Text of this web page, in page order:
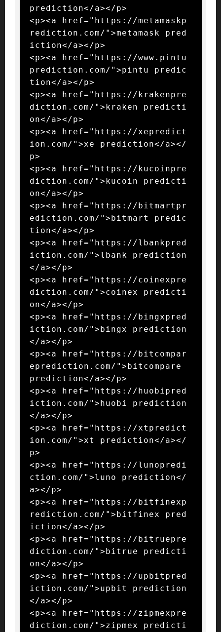
prediction</a></p>
<p><a href="https://metamaskp
rediction.com/">metamask pred
iction</a></p>
<p><a href="https://www.pintu
prediction.com/">pintu predic
tion</a></p>
<p><a href="https://krakenpre
diction.com/">kraken predicti
on</a></p>
<p><a href="https://xepredict
ion.com/">xe prediction</a></
p>
<p><a href="https://kucoinpre
diction.com/">kucoin predicti
on</a></p>
<p><a href="https://bitmartpr
ediction.com/">bitmart predic
tion</a></p>
<p><a href="https://lbankpred
iction.com/">lbank prediction
</a></p>
<p><a href="https://coinexpre
diction.com/">coinex predicti
on</a></p>
<p><a href="https://bingxpred
iction.com/">bingx prediction
</a></p>
<p><a href="https://bitcompar
eprediction.com/">bitcompare
prediction</a></p>
<p><a href="https://huobipred
iction.com/">huobi prediction
</a></p>
<p><a href="https://xtpredict
ion.com/">xt prediction</a></
p>
<p><a href="https://lunopredi
ction.com/">luno prediction</
a></p>
<p><a href="https://bitfinexp
rediction.com/">bitfinex pred
iction</a></p>
<p><a href="https://bitruepre
diction.com/">bitrue predicti
on</a></p>
<p><a href="https://upbitpred
iction.com/">upbit prediction
</a></p>
<p><a href="https://zipmexpre
diction.com/">zipmex predicti